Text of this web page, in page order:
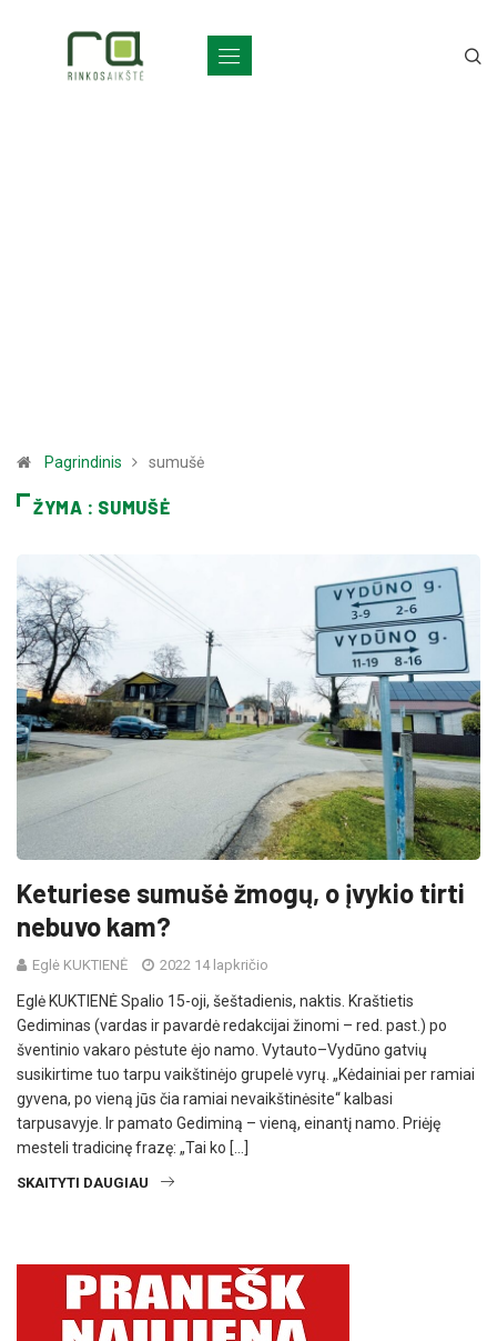
Pagrindinis sumušė
ŽYMA : SUMUŠĖ
Keturiese sumušė žmogų, o įvykio tirti
nebuvo kam?
Eglė KUKTIENĖ 2022 14 lapkričio
Eglė KUKTIENĖ Spalio 15-oji, šeštadienis, naktis. Kraštietis
Gediminas (vardas ir pavardė redakcijai žinomi – red. past.) po
šventinio vakaro pėstute ėjo namo. Vytauto–Vydūno gatvių
susikirtime tuo tarpu vaikštinėjo grupelė vyrų. „Kėdainiai per ramiai
gyvena, po vieną jūs čia ramiai nevaikštinėsite“ kalbasi
tarpusavyje. Ir pamato Gediminą – vieną, einantį namo. Priėję
mesteli tradicinę frazę: „Tai ko […]
SKAITYTI DAUGIAU